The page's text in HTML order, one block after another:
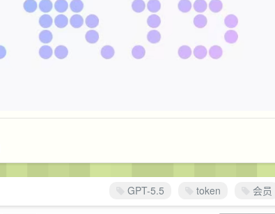
GPT-5.5 token 会员